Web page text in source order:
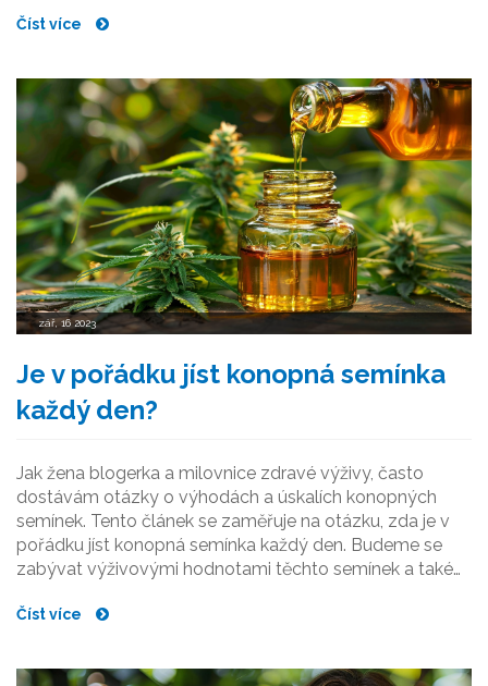
konopí a jídla, určitě se zajímavě poučíte!
Číst více
zář, 16 2023
Je v pořádku jíst konopná semínka
každý den?
Jak žena blogerka a milovnice zdravé výživy, často
dostávám otázky o výhodách a úskalích konopných
semínek. Tento článek se zaměřuje na otázku, zda je v
pořádku jíst konopná semínka každý den. Budeme se
zabývat výživovými hodnotami těchto semínek a také
konzumovat pravidelně. Věřte mi, že se dozvíte spoustu
Číst více